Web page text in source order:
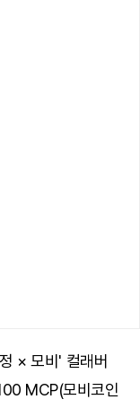
× 모비' 컬래버
MCP(모비코인